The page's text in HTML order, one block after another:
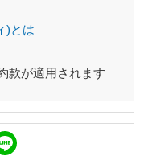
)とは
款が適用されます